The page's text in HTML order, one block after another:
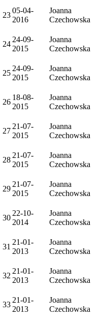
23
05-04-
2016
Joanna
Czechowska
24
24-09-
2015
Joanna
Czechowska
25
24-09-
2015
Joanna
Czechowska
26
18-08-
2015
Joanna
Czechowska
27
21-07-
2015
Joanna
Czechowska
28
21-07-
2015
Joanna
Czechowska
29
21-07-
2015
Joanna
Czechowska
30
22-10-
2014
Joanna
Czechowska
31
21-01-
2013
Joanna
Czechowska
32
21-01-
2013
Joanna
Czechowska
33
21-01-
2013
Joanna
Czechowska